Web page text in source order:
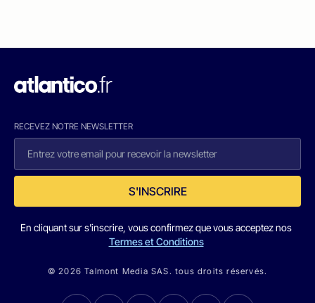
RECEVEZ NOTRE NEWSLETTER
S'INSCRIRE
En cliquant sur s'inscrire, vous confirmez que vous acceptez nos
Termes et Conditions
© 2026 Talmont Media SAS. tous droits réservés.